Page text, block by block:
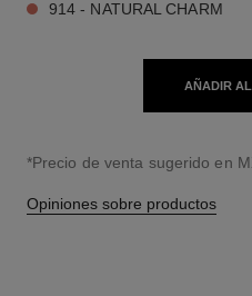
914 - NATURAL CHARM
AÑADIR
↩
*Precio de venta sugerido en
Opiniones sobre productos